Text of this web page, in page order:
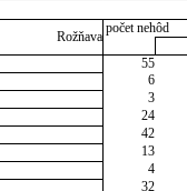
Rožňava
počet nehôd
55
6
3
24
42
13
4
32